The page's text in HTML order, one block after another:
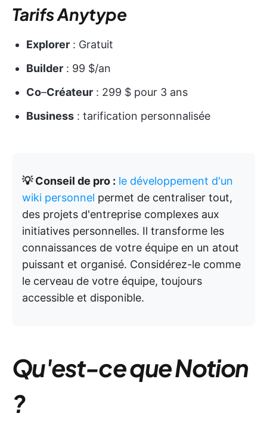
Tarifs Anytype
Explorer : Gratuit
Builder : 99 $/an
Co–Créateur : 299 $ pour 3 ans
Business : tarification personnalisée
💡 Conseil de pro : le développement d'un
wiki personnel permet de centraliser tout,
des projets d'entreprise complexes aux
initiatives personnelles. Il transforme les
connaissances de votre équipe en un atout
puissant et organisé. Considérez-le comme
le cerveau de votre équipe, toujours
accessible et disponible.
Qu'est-ce que Notion
?